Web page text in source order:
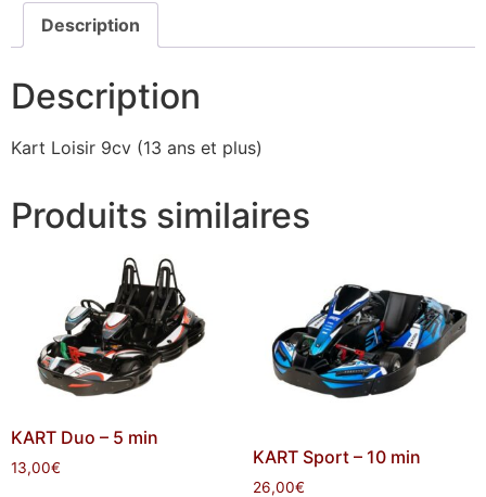
Description
Description
Kart Loisir 9cv (13 ans et plus)
Produits similaires
KART Duo – 5 min
13,00€
KART Sport – 10 min
26,00€